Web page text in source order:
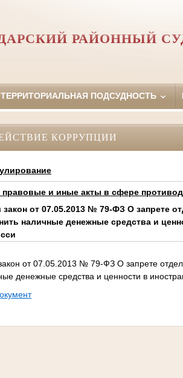
РАЙОННЫЙ
ТЕРРИТОРИАЛЬНАЯ ПОДСУДНОСТЬ
КОРРУПЦИИ
и иные акты в сфере
от 07.05.2013 № 79-ФЗ О запрете
наличные денежные средства и
от 07.05.2013 № 79-ФЗ О запрете
денежные средства и ценности в